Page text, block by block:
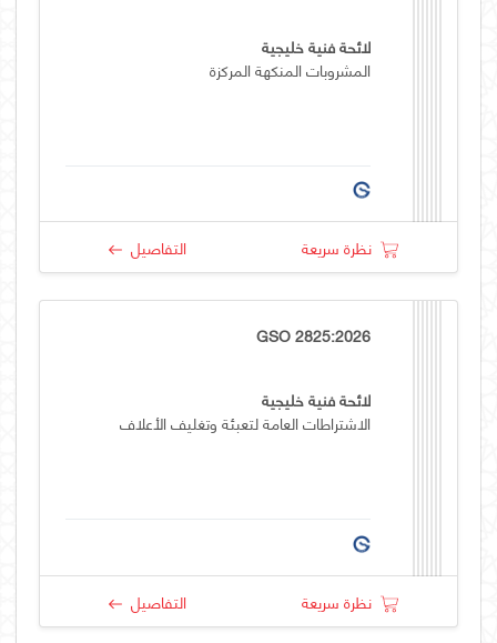
لائحة فنية خليجية
المشروبات المنكهة المركزة
نظرة سريعة التفاصيل
GSO 2825:2026
لائحة فنية خليجية
الاشتراطات العامة لتعبئة وتغليف الأعلاف
نظرة سريعة التفاصيل